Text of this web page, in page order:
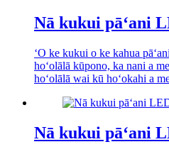
Nā kukui pāʻani
ʻO ke kukui o ke kahua
hoʻolālā kūpono, ka nani a
hoʻolālā wai kū hoʻokahi a
Nā kukui pāʻani